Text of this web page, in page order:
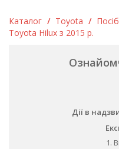
Каталог / Toyota /
Toyota Hilux з 2015 р.
Дії в
1.